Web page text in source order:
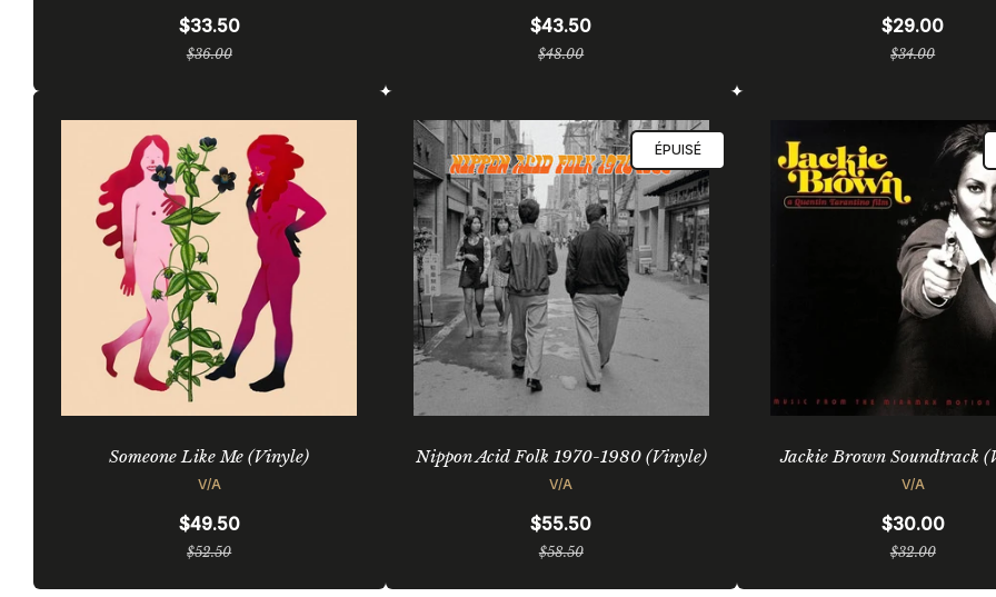
$33.50
Prix
$36.00
$43.50
Prix
$48.00
$29.00
Prix
$34.00
Someone Like Me (Vinyle)
V/A
$49.50
Prix
$52.50
Nippon Acid Folk 1970-1980 (Vinyle)
V/A
$55.50
Prix
$58.50
ÉPUISÉ
Jackie Brown Soundtrack
V/A
$30.00
Prix
$32.00